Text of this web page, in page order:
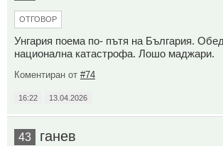
ОТГОВОР
Унгария поема по- пътя на България.
национална катастрофа. Лошо маджари.
Коментиран от #74
16:22 13.04.2026
43 ганев